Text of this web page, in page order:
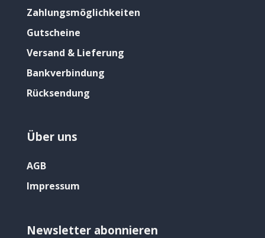
Zahlungsmöglichkeiten
Gutscheine
Versand & Lieferung
Bankverbindung
Rücksendung
Über uns
AGB
Impressum
Newsletter abonnieren